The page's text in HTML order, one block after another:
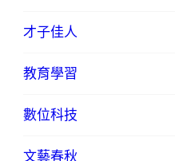
才子佳人
教育學習
數位科技
文藝春秋